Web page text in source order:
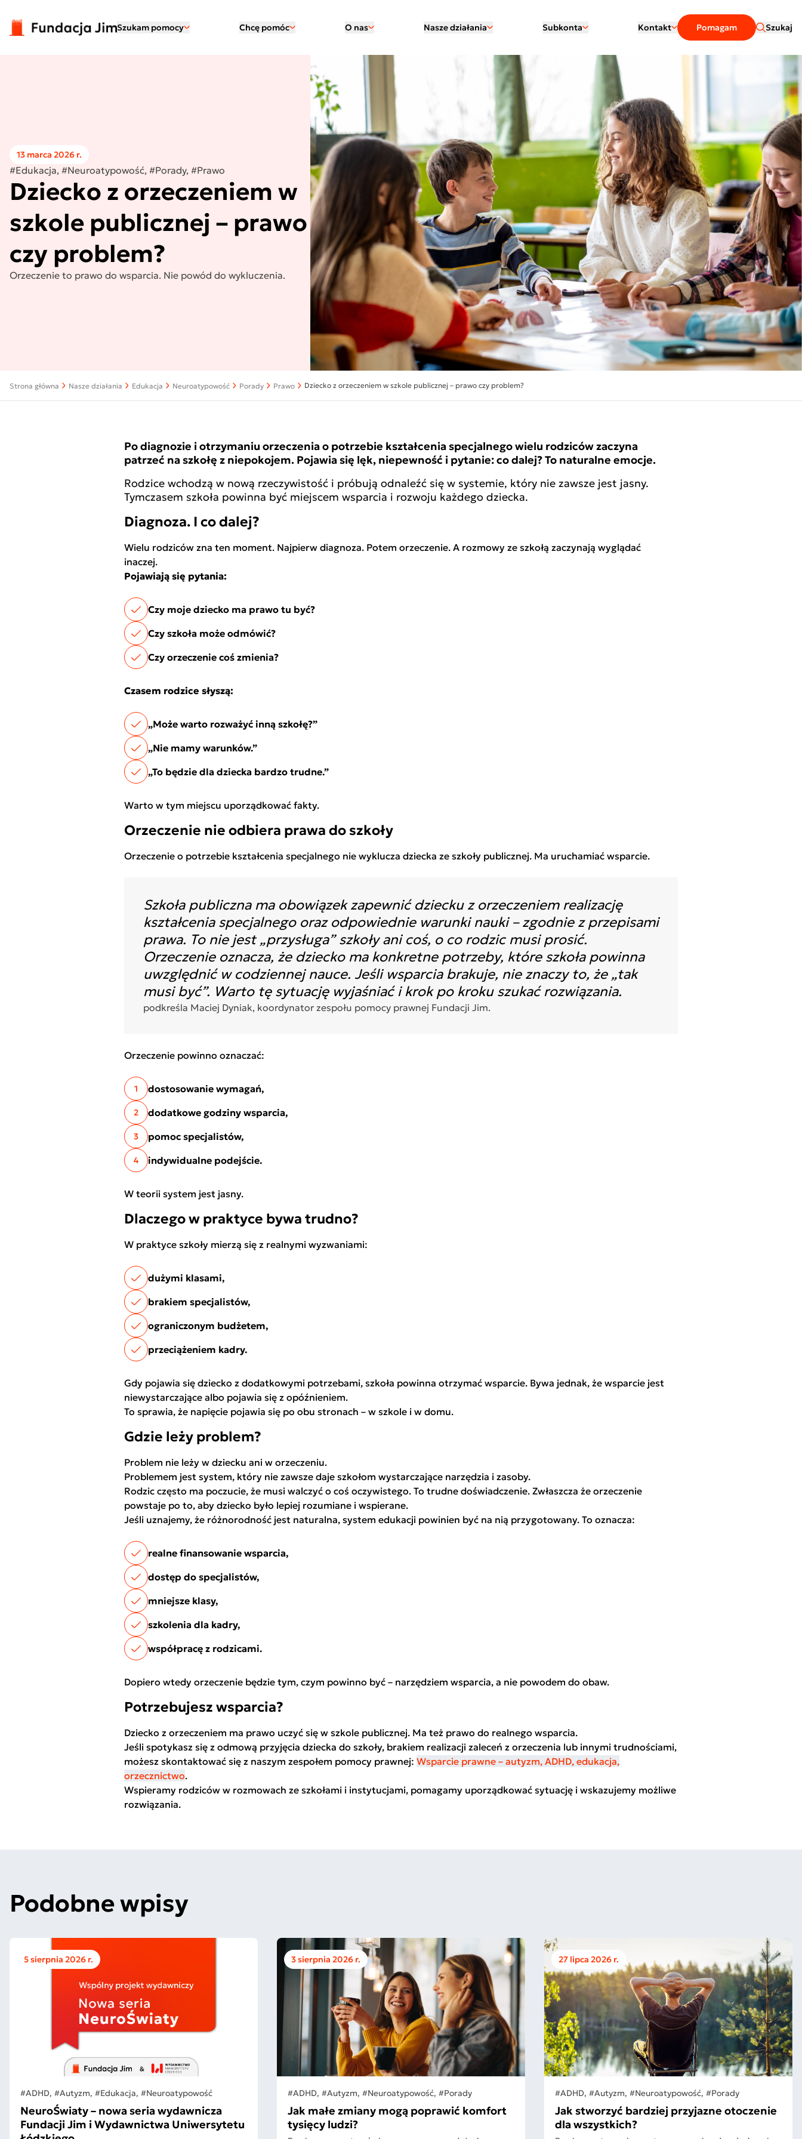
Szukam pomocy Chcę pomóc O nas Nasze działania Subkonta Kontakt Pomagam Szukaj
13 marca 2026 r.
#Edukacja, #Neuroatypowość, #Porady, #Prawo
Dziecko z orzeczeniem w
szkole publicznej – prawo
czy problem?
Orzeczenie to prawo do wsparcia. Nie powód do wykluczenia.
Strona główna Nasze działania Edukacja Neuroatypowość Porady Prawo Dziecko z orzeczeniem w szkole publicznej – prawo czy problem?
Po diagnozie i otrzymaniu orzeczenia o potrzebie kształcenia specjalnego wielu rodziców zaczyna
patrzeć na szkołę z niepokojem. Pojawia się lęk, niepewność i pytanie: co dalej? To naturalne emocje.
Rodzice wchodzą w nową rzeczywistość i próbują odnaleźć się w systemie, który nie zawsze jest jasny.
Tymczasem szkoła powinna być miejscem wsparcia i rozwoju każdego dziecka.
Diagnoza. I co dalej?
Wielu rodziców zna ten moment. Najpierw diagnoza. Potem orzeczenie. A rozmowy ze szkołą zaczynają wyglądać
inaczej.
Pojawiają się pytania:
Czy moje dziecko ma prawo tu być?
Czy szkoła może odmówić?
Czy orzeczenie coś zmienia?
Czasem rodzice słyszą:
„Może warto rozważyć inną szkołę?”
„Nie mamy warunków.”
„To będzie dla dziecka bardzo trudne.”
Warto w tym miejscu uporządkować fakty.
Orzeczenie nie odbiera prawa do szkoły
Orzeczenie o potrzebie kształcenia specjalnego nie wyklucza dziecka ze szkoły publicznej. Ma uruchamiać wsparcie.
Szkoła publiczna ma obowiązek zapewnić dziecku z orzeczeniem realizację
kształcenia specjalnego oraz odpowiednie warunki nauki – zgodnie z przepisami
prawa. To nie jest „przysługa” szkoły ani coś, o co rodzic musi prosić.
Orzeczenie oznacza, że dziecko ma konkretne potrzeby, które szkoła powinna
uwzględnić w codziennej nauce. Jeśli wsparcia brakuje, nie znaczy to, że „tak
musi być”. Warto tę sytuację wyjaśniać i krok po kroku szukać rozwiązania.
podkreśla Maciej Dyniak, koordynator zespołu pomocy prawnej Fundacji Jim.
Orzeczenie powinno oznaczać:
1 dostosowanie wymagań,
2 dodatkowe godziny wsparcia,
3 pomoc specjalistów,
4 indywidualne podejście.
W teorii system jest jasny.
Dlaczego w praktyce bywa trudno?
W praktyce szkoły mierzą się z realnymi wyzwaniami:
dużymi klasami,
brakiem specjalistów,
ograniczonym budżetem,
przeciążeniem kadry.
Gdy pojawia się dziecko z dodatkowymi potrzebami, szkoła powinna otrzymać wsparcie. Bywa jednak, że wsparcie jest
niewystarczające albo pojawia się z opóźnieniem.
To sprawia, że napięcie pojawia się po obu stronach – w szkole i w domu.
Gdzie leży problem?
Problem nie leży w dziecku ani w orzeczeniu.
Problemem jest system, który nie zawsze daje szkołom wystarczające narzędzia i zasoby.
Rodzic często ma poczucie, że musi walczyć o coś oczywistego. To trudne doświadczenie. Zwłaszcza że orzeczenie
powstaje po to, aby dziecko było lepiej rozumiane i wspierane.
Jeśli uznajemy, że różnorodność jest naturalna, system edukacji powinien być na nią przygotowany. To oznacza:
realne finansowanie wsparcia,
dostęp do specjalistów,
mniejsze klasy,
szkolenia dla kadry,
współpracę z rodzicami.
Dopiero wtedy orzeczenie będzie tym, czym powinno być – narzędziem wsparcia, a nie powodem do obaw.
Potrzebujesz wsparcia?
Dziecko z orzeczeniem ma prawo uczyć się w szkole publicznej. Ma też prawo do realnego wsparcia.
Jeśli spotykasz się z odmową przyjęcia dziecka do szkoły, brakiem realizacji zaleceń z orzeczenia lub innymi trudnościami,
możesz skontaktować się z naszym zespołem pomocy prawnej: Wsparcie prawne – autyzm, ADHD, edukacja,
orzecznictwo.
Wspieramy rodziców w rozmowach ze szkołami i instytucjami, pomagamy uporządkować sytuację i wskazujemy możliwe
rozwiązania.
Podobne wpisy
5 sierpnia 2026 r.
#ADHD, #Autyzm, #Edukacja, #Neuroatypowość
NeuroŚwiaty – nowa seria wydawnicza
Fundacji Jim i Wydawnictwa Uniwersytetu
3 sierpnia 2026 r.
#ADHD, #Autyzm, #Neuroatypowość, #Porady
Jak małe zmiany mogą poprawić komfort
tysięcy ludzi?
27 lipca 2026 r.
#ADHD, #Autyzm, #Neuroatypowość, #Porady
Jak stworzyć bardziej przyjazne otoczenie
dla wszystkich?